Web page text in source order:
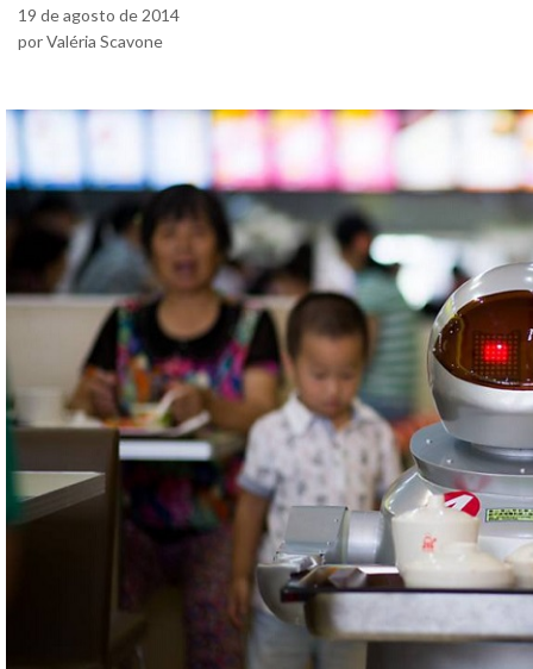
19 de agosto de 2014
por Valéria Scavone